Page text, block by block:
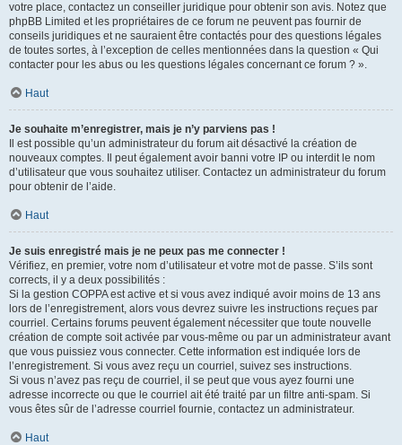
votre place, contactez un conseiller juridique pour obtenir son avis. Notez que
phpBB Limited et les propriétaires de ce forum ne peuvent pas fournir de
conseils juridiques et ne sauraient être contactés pour des questions légales
de toutes sortes, à l’exception de celles mentionnées dans la question « Qui
contacter pour les abus ou les questions légales concernant ce forum ? ».
Haut
Je souhaite m’enregistrer, mais je n’y parviens pas !
Il est possible qu’un administrateur du forum ait désactivé la création de
nouveaux comptes. Il peut également avoir banni votre IP ou interdit le nom
d’utilisateur que vous souhaitez utiliser. Contactez un administrateur du forum
pour obtenir de l’aide.
Haut
Je suis enregistré mais je ne peux pas me connecter !
Vérifiez, en premier, votre nom d’utilisateur et votre mot de passe. S’ils sont
corrects, il y a deux possibilités :
Si la gestion COPPA est active et si vous avez indiqué avoir moins de 13 ans
lors de l’enregistrement, alors vous devrez suivre les instructions reçues par
courriel. Certains forums peuvent également nécessiter que toute nouvelle
création de compte soit activée par vous-même ou par un administrateur avant
que vous puissiez vous connecter. Cette information est indiquée lors de
l’enregistrement. Si vous avez reçu un courriel, suivez ses instructions.
Si vous n’avez pas reçu de courriel, il se peut que vous ayez fourni une
adresse incorrecte ou que le courriel ait été traité par un filtre anti-spam. Si
vous êtes sûr de l’adresse courriel fournie, contactez un administrateur.
Haut